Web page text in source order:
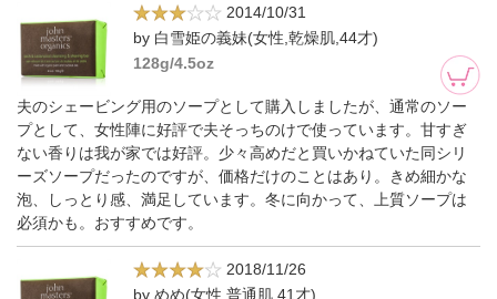
2014/10/31
by 白雪姫の義妹(女性,乾燥肌,44才)
128g/4.5oz
夫のシェービング用のソープとして購入しましたが、通常のソー
プとして、女性陣に好評で夫そっちのけで使っています。甘すぎ
ない香りは我が家では好評。少々高めだと買いかねていた同シリ
ーズソープだったのですが、価格だけのことはあり。きめ細かな
泡、しっとり感、満足しています。冬に向かって、上質ソープは
必須かも。おすすめです。
2018/11/26
by めめ(女性,普通肌,41才)